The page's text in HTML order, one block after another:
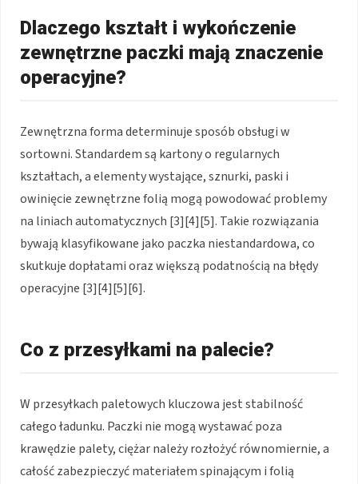
Dlaczego kształt i wykończenie
zewnętrzne paczki mają znaczenie
operacyjne?
Zewnętrzna forma determinuje sposób obsługi w
sortowni. Standardem są kartony o regularnych
kształtach, a elementy wystające, sznurki, paski i
owinięcie zewnętrzne folią mogą powodować problemy
na liniach automatycznych [3][4][5]. Takie rozwiązania
bywają klasyfikowane jako paczka niestandardowa, co
skutkuje dopłatami oraz większą podatnością na błędy
operacyjne [3][4][5][6].
Co z przesyłkami na palecie?
W przesyłkach paletowych kluczowa jest stabilność
całego ładunku. Paczki nie mogą wystawać poza
krawędzie palety, ciężar należy rozłożyć równomiernie, a
całość zabezpieczyć materiałem spinającym i folią